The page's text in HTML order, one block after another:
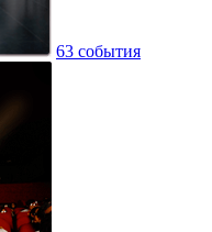
63 события